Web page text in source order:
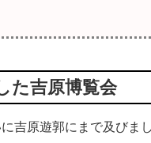
た吉原博覧会
吉原遊郭にまで及びま